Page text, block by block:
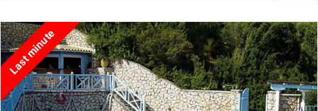
Last minute